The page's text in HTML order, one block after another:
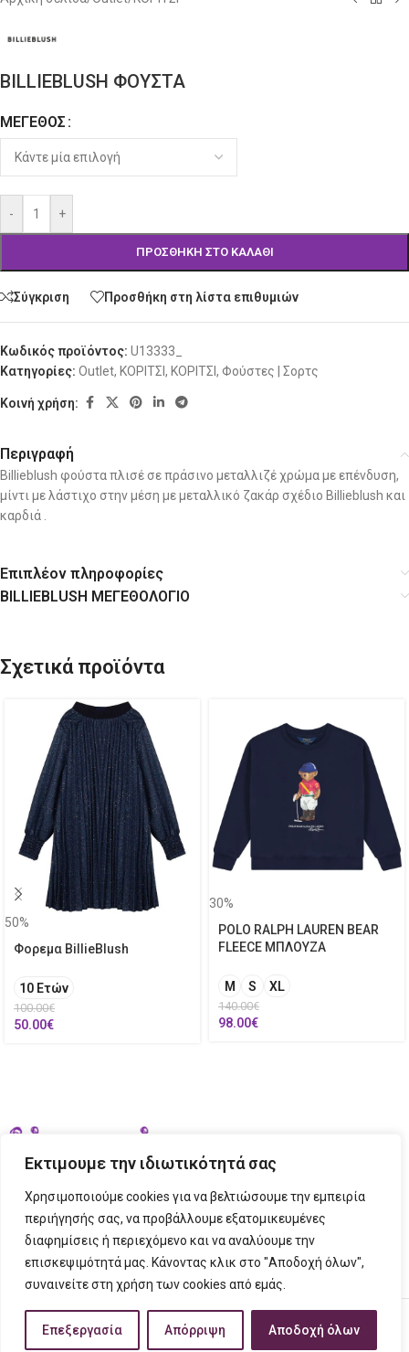
Εκτιμουμε την ιδιωτικότητά σας
Χρησιμοποιούμε cookies για να βελτιώσουμε την εμπειρία
περιήγησής σας, να προβάλλουμε εξατομικευμένες
διαφημίσεις ή περιεχόμενο και να αναλύουμε την
επισκεψιμότητά μας. Κάνοντας κλικ στο "Αποδοχή όλων",
συναινείτε στη χρήση των cookies από εμάς.
Επεξεργασία Απόρριψη Αποδοχή όλων
BILLIEBLUSH ΦΟΥΣΤΑ
ΜΈΓΕΘΟΣ
- +
ΠΡΟΣΘΉΚΗ ΣΤΟ ΚΑΛΆΘΙ
Alternative:
Σύγκριση Προσθήκη στη λίστα επιθυμιών
Κωδικός προϊόντος: U13333_
Κατηγορίες: Outlet, ΚΟΡΙΤΣΙ , ΚΟΡΙΤΣΙ , Φούστες | Σορτς
Κοινή χρήση:
Περιγραφή
Billieblush φούστα πλισέ σε πράσινο μεταλλιζέ χρώμα με επένδυση,
μίντι με λάστιχο στην μέση με μεταλλικό ζακάρ σχέδιο Billieblush και
καρδιά .
Επιπλέον πληροφορίες
BILLIEBLUSH ΜΕΓΕΘΟΛΟΓΙΟ
Σχετικά προϊόντα
50%
Φορεμα BillieBlush
10 Ετών
100.00€
50.00€
30%
POLO RALPH LAUREN BEAR
FLEECE ΜΠΛΟΥΖΑ
M S XL
140.00€
98.00€
ΣΤΟΙΧΕΙΑ ΕΠΙΚΟΙΝΩΝΙΑΣ
ΠΛΗΡΟΦΟΡΙΕΣ
FIGURINO 2023 CREATED BYTech PlaceCreative Ideas Creative Solutions.